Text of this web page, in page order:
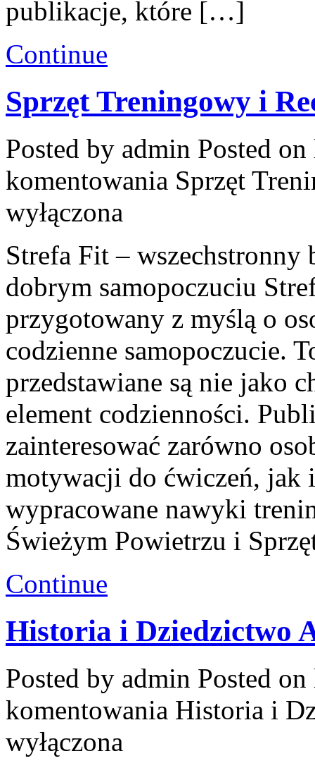
publikacje, które […]
Continue
Sprzęt Treningowy i
Posted by admin Posted
komentowania Sprzęt
wyłączona
Strefa Fit –
dobrym samopoczuciu
przygotowany z myślą o
codzienne samopoczucie.
przedstawiane są nie jako
element codzienności.
zainteresować zarówno
motywacji do ćwiczeń, jak
wypracowane nawyki
Świeżym Powietrzu i
Continue
Historia i Dziedzictwo
Posted by admin Posted
komentowania Historia i
wyłączona